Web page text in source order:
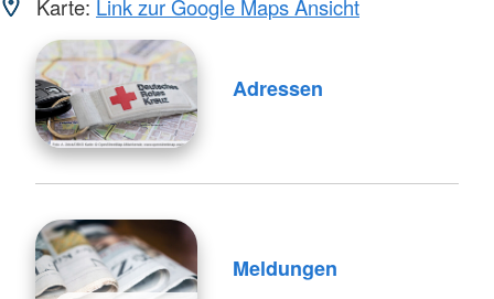
Karte: Link zur Google Maps Ansicht
Adressen
Meldungen